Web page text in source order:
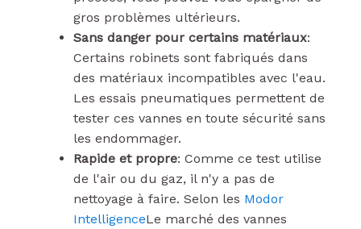
gros problèmes ultérieurs.
Sans danger pour certains matériaux:
Certains robinets sont fabriqués dans
des matériaux incompatibles avec l'eau.
Les essais pneumatiques permettent de
tester ces vannes en toute sécurité sans
les endommager.
Rapide et propre: Comme ce test utilise
de l'air ou du gaz, il n'y a pas de
nettoyage à faire. Selon les Modor
IntelligenceLe marché des vannes